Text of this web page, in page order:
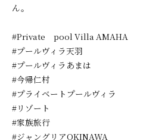
ん。
#Private pool Villa AMAHA
#プールヴィラ天羽
#プールヴィラあまは
#今帰仁村
#プライベートプールヴィラ
#リゾート
#家族旅行
#ジャングリアOKINAWA